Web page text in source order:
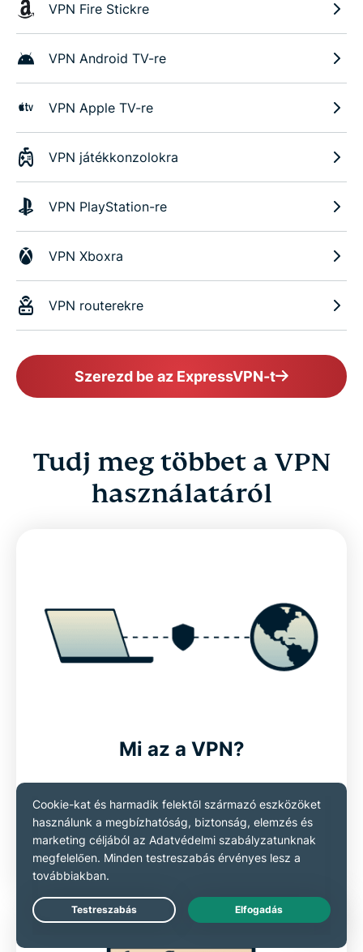
VPN Fire Stickre
VPN Android TV-re
VPN Apple TV-re
VPN játékkonzolokra
VPN PlayStation-re
VPN Xboxra
VPN routerekre
Szerezd be az ExpressVPN-t
Tudj meg többet a VPN
használatáról
Mi az a VPN?
forgalmat a leskelődőktől
Tudj meg többet
Live Chat